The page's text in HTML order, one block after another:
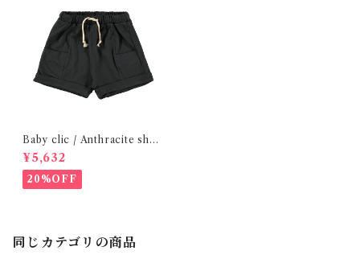
Baby clic / Anthracite shor
ts / 12-24m
¥5,632
20%OFF
同じカテゴリの商品